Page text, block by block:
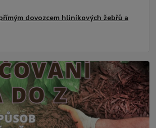
dovozcem hliníkových žebřů a